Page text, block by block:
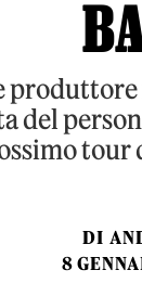
del
tour
DI
8